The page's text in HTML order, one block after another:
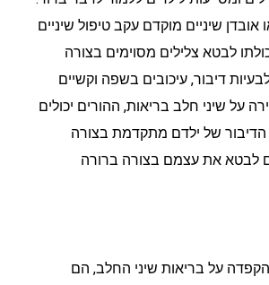
שיניים מוקדם עקב טיפול שיניים
לבטא צלילים מסוימים בצורה
לבעיות דיבור, עיכובים בשפה וקשיים
על שיני חלב בריאות, ההורים יכולים
של ילדם מתקדמת בצורה
לבטא את עצמם בצורה ברורה
הקפדה על בריאות שיני החלב, הם